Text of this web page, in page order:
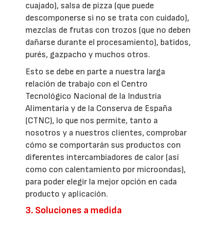
cuajado), salsa de pizza (que puede
descomponerse si no se trata con cuidado),
mezclas de frutas con trozos (que no deben
dañarse durante el procesamiento), batidos,
purés, gazpacho y muchos otros.
Esto se debe en parte a nuestra larga
relación de trabajo con el Centro
Tecnológico Nacional de la Industria
Alimentaria y de la Conserva de España
(CTNC), lo que nos permite, tanto a
nosotros y a nuestros clientes, comprobar
cómo se comportarán sus productos con
diferentes intercambiadores de calor (así
como con calentamiento por microondas),
para poder elegir la mejor opción en cada
producto y aplicación.
3. Soluciones a medida